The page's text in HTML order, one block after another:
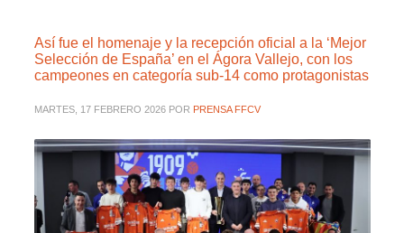
Así fue el homenaje y la recepción oficial a la ‘Mejor
Selección de España’ en el Ágora Vallejo, con los
campeones en categoría sub-14 como protagonistas
MARTES, 17 FEBRERO 2026 POR PRENSA FFCV